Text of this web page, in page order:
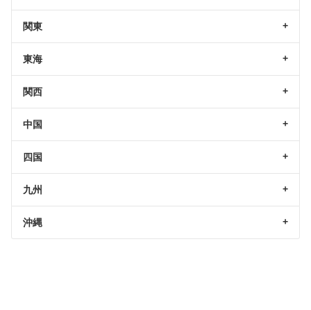
関東
東海
関西
中国
四国
九州
沖縄